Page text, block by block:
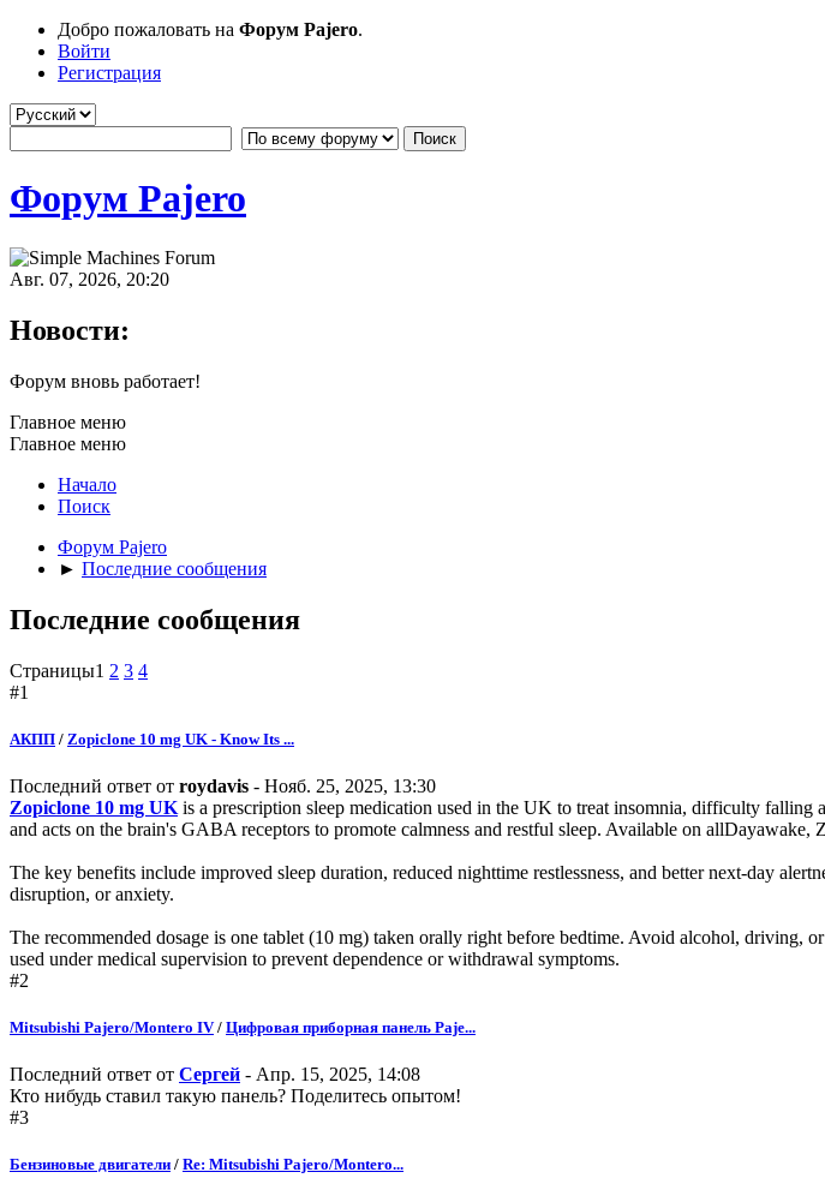
Добро пожаловать на Форум Pajero.
Войти
Регистрация
Форум Pajero
Авг. 07, 2026, 20:20
Новости:
Форум вновь работает!
Главное меню
Главное меню
Начало
Поиск
Форум Pajero
► Последние сообщения
Последние сообщения
Страницы1 2 3 4
#1
АКПП / Zopiclone 10 mg UK - Know Its ...
Последний ответ от roydavis - Нояб. 25, 2025, 13:30
Zopiclone 10 mg UK is a prescription sleep medication used in the UK to treat insomnia, difficulty
and acts on the brain's GABA receptors to promote calmness and restful sleep. Available on
The key benefits include improved sleep duration, reduced nighttime restlessness, and better next-day
disruption, or anxiety.
The recommended dosage is one tablet (10 mg) taken orally right before bedtime. Avoid alcohol, driving,
used under medical supervision to prevent dependence or withdrawal symptoms.
#2
Mitsubishi Pajero/Montero IV/ Цифровая приборная панель Paje...
Последний ответ от Сергей - Апр. 15, 2025, 14:08
Кто нибудь ставил такую панель? Поделитесь опытом!
#3
Бензиновые двигатели / Re: Mitsubishi Pajero/Montero...